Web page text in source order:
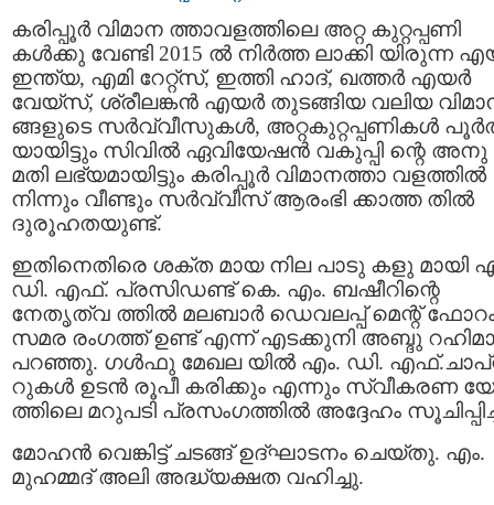
കരിപ്പൂർ വിമാന ത്താവളത്തിലെ അറ്റ കുറ്റപ്പണി
കൾക്കു വേണ്ടി 2015 ൽ നിർത്ത ലാക്കി യിരുന്ന
ഇന്ത്യ, എമി റേറ്റ്സ്, ഇത്തി ഹാദ്, ഖത്തർ എയർ
വേയ്സ്, ശ്രീലങ്കൻ എയർ തുടങ്ങിയ വലിയ
ങ്ങളുടെ സർവ്വീസുകൾ, അറ്റകുറ്റപ്പണികൾ
യായിട്ടും സിവിൽ ഏവിയേഷൻ വകുപ്പി ന്റെ അനു
മതി ലഭ്യമായിട്ടും കരിപ്പൂർ വിമാനത്താ വളത്തിൽ
നിന്നും വീണ്ടും സർവ്വീസ് ആരംഭി ക്കാത്ത തിൽ
ദുരൂഹതയുണ്ട്.
ഇതിനെതിരെ ശക്ത മായ നില പാടു കളു മായി
ഡി. എഫ്. പ്രസിഡണ്ട് കെ. എം. ബഷീറിന്റെ
നേതൃത്വ ത്തിൽ മലബാർ ഡെവലപ്പ് മെന്റ്
സമര രംഗത്ത് ഉണ്ട് എന്ന് എടക്കുനി അബ്ദു
പറഞ്ഞു. ഗൾഫു മേഖല യില്‍ എം. ഡി.
റുകൾ ഉടൻ രൂപീ കരിക്കും എന്നും സ്വീകരണ
ത്തിലെ മറുപടി പ്രസംഗത്തിൽ അദ്ദേഹം
മോഹൻ വെങ്കിട്ട് ചടങ്ങ് ഉദ്‌ഘാടനം ചെയ്തു. എം.
മുഹമ്മദ് അലി അദ്ധ്യക്ഷത വഹിച്ചു.